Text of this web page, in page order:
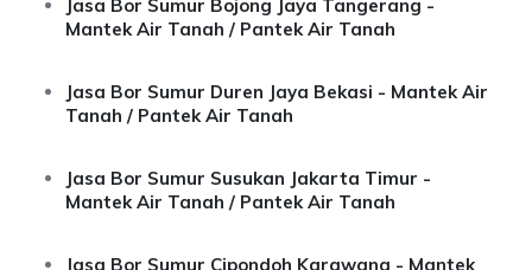
Jasa Bor Sumur Bojong Jaya Tangerang -
Mantek Air Tanah / Pantek Air Tanah
Jasa Bor Sumur Duren Jaya Bekasi - Mantek Air
Tanah / Pantek Air Tanah
Jasa Bor Sumur Susukan Jakarta Timur -
Mantek Air Tanah / Pantek Air Tanah
Jasa Bor Sumur Cipondoh Karawang - Mantek